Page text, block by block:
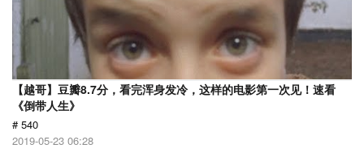
【越哥】豆瓣8.7分，看完浑身发冷，这样的电影第一次见！速看
《倒带人生》
# 540
2019-05-23 06:28